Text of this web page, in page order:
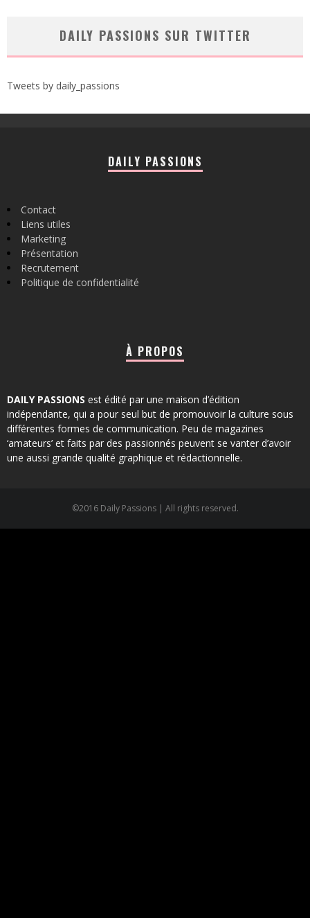
DAILY PASSIONS SUR TWITTER
Tweets by daily_passions
DAILY PASSIONS
Contact
Liens utiles
Marketing
Présentation
Recrutement
Politique de confidentialité
À PROPOS
DAILY PASSIONS est édité par une maison d’édition
indépendante, qui a pour seul but de promouvoir la culture sous
différentes formes de communication. Peu de magazines
‘amateurs’ et faits par des passionnés peuvent se vanter d’avoir
une aussi grande qualité graphique et rédactionnelle.
©2016 Daily Passions | All rights reserved.